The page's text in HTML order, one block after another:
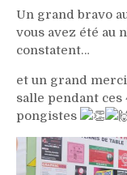
Un grand bravo
vous avez été au
constatent…
et un grand
salle pendant
pongistes